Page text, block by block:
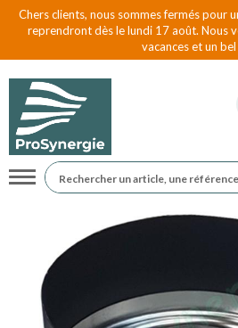
Chers clients, nous sommes fermés pour
reprendront dès le lundi 17 août. Nous
vacances et un
Navigation